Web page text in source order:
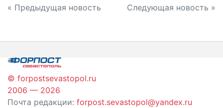
Навигация
записям
« Предыдущая новость Следующая новость »
© forpostsevastopol.ru
2006 — 2026
Почта редакции: forpost.sevastopol@yandex.ru